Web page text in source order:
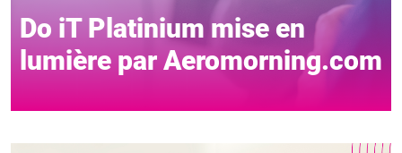
Do iT Platinium mise en
lumière par Aeromorning.com